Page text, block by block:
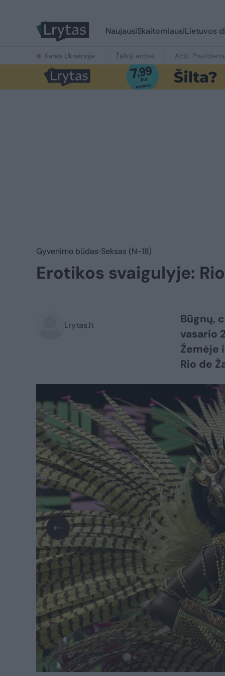
NaujausiSkaitomiausiLietuvos
Karas Ukrainoje Žalioji erdvė Ačiū,
Gyvenimo būdas Seksas (N-18)
Erotikos svaigulyje:
Lrytas.lt
Būgnų,
vasario
Žemėje
Rio de